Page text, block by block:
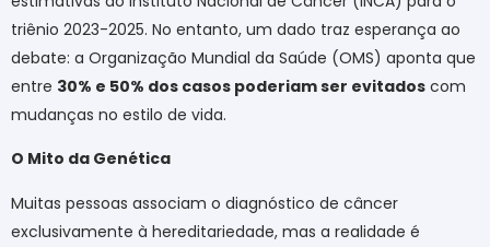
triênio 2023-2025. No entanto, um dado traz esperança ao
debate: a Organização Mundial da Saúde (OMS) aponta que
entre 30% e 50% dos casos poderiam ser evitados com
mudanças no estilo de vida.
O Mito da Genética
Muitas pessoas associam o diagnóstico de câncer
exclusivamente à hereditariedade, mas a realidade é